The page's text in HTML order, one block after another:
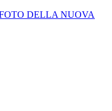
DELLA NUOVA